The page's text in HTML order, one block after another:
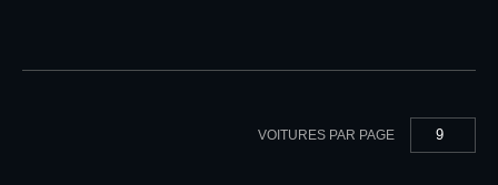
VOITURES PAR PAGE 9